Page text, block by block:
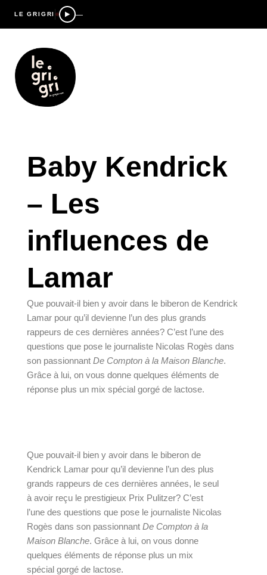
LE GRIGRI —
Baby Kendrick
– Les
influences de
Lamar
Que pouvait-il bien y avoir dans le biberon de Kendrick
Lamar pour qu’il devienne l’un des plus grands
rappeurs de ces dernières années? C’est l’une des
questions que pose le journaliste Nicolas Rogès dans
son passionnant De Compton à la Maison Blanche.
Grâce à lui, on vous donne quelques éléments de
réponse plus un mix spécial gorgé de lactose.
Que pouvait-il bien y avoir dans le biberon de
Kendrick Lamar pour qu’il devienne l’un des plus
grands rappeurs de ces dernières années, le seul
à avoir reçu le prestigieux Prix Pulitzer? C’est
l’une des questions que pose le journaliste Nicolas
Rogès dans son passionnant De Compton à la
Maison Blanche. Grâce à lui, on vous donne
quelques éléments de réponse plus un mix
spécial gorgé de lactose.